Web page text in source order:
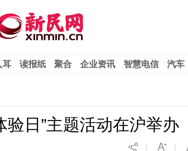
耳 读报纸 聚合 企业资讯 智慧电信 汽车
日”主题活动在沪举办
|
|